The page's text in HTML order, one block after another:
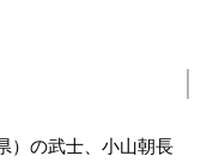
）の武士、小山朝長